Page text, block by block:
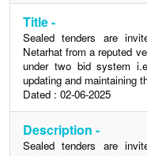
Title -
Sealed tenders are
Netarhat from a reputed
under two bid system
updating and maintaining
Dated : 02-06-2025
Description -
Sealed tenders are